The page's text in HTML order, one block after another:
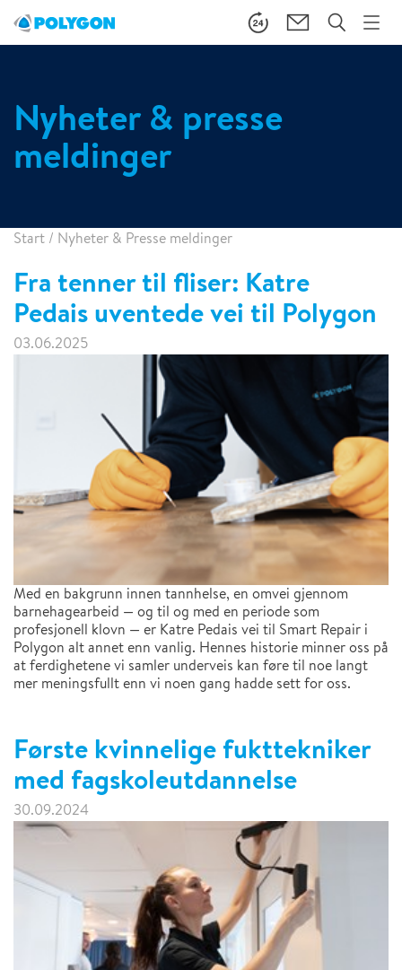
Nyheter & presse
meldinger
Start / Nyheter & Presse meldinger
Fra tenner til fliser: Katre
Pedais uventede vei til Polygon
03.06.2025
Med en bakgrunn innen tannhelse, en omvei gjennom
barnehagearbeid — og til og med en periode som
profesjonell klovn — er Katre Pedais vei til Smart Repair i
Polygon alt annet enn vanlig. Hennes historie minner oss på
at ferdighetene vi samler underveis kan føre til noe langt
mer meningsfullt enn vi noen gang hadde sett for oss.
Første kvinnelige fukttekniker
med fagskoleutdannelse
30.09.2024